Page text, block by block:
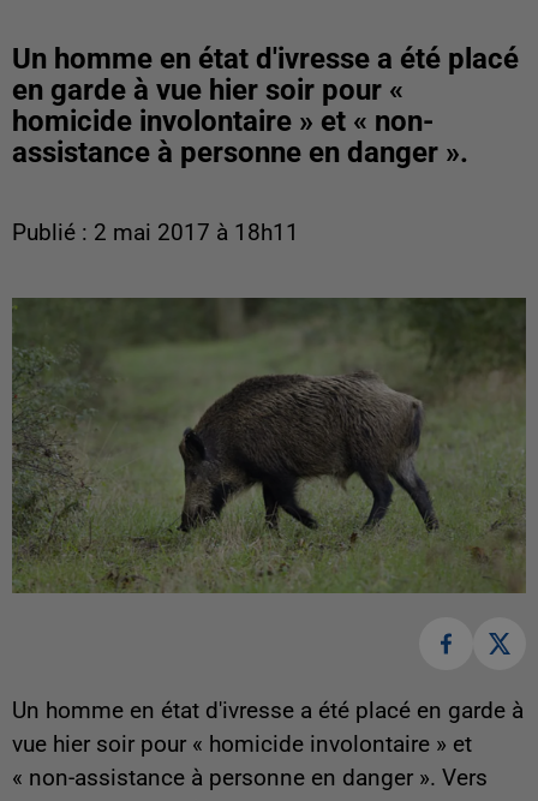
Un homme en état d'ivresse a été placé
en garde à vue hier soir pour «
homicide involontaire » et « non-
assistance à personne en danger ».
Publié : 2 mai 2017 à 18h11
Un homme en état d'ivresse a été placé en garde à
vue hier soir pour « homicide involontaire » et
« non-assistance à personne en danger ». Vers